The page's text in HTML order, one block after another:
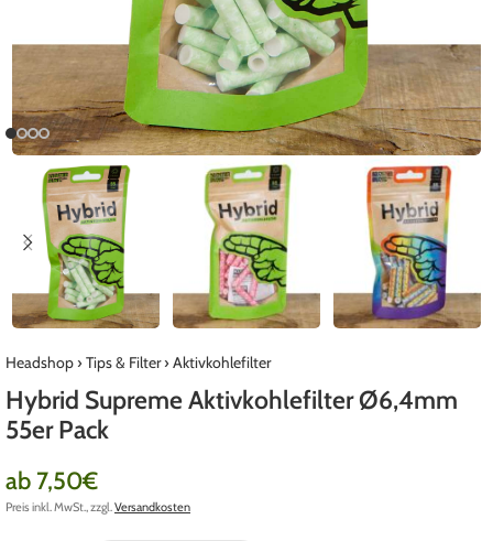
Headshop› Tips & Filter› Aktivkohlefilter
Hybrid Supreme Aktivkohlefilter Ø6,4mm
55er Pack
ab7,50€
Preis inkl. MwSt., zzgl.Versandkosten